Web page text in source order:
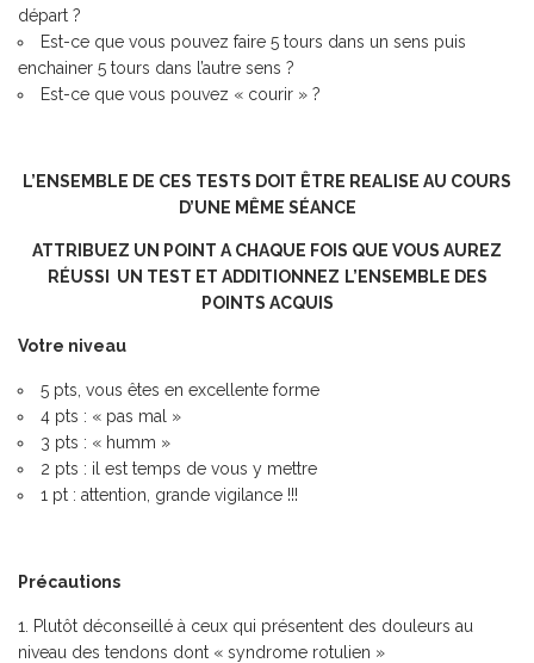
départ ?
Est-ce que vous pouvez faire 5 tours dans un sens puis
enchainer 5 tours dans l’autre sens ?
Est-ce que vous pouvez « courir » ?
L’ENSEMBLE DE CES TESTS DOIT ÊTRE REALISE AU COURS
D’UNE MÊME SÉANCE
ATTRIBUEZ UN POINT A CHAQUE FOIS QUE VOUS AUREZ
RÉUSSI UN TEST ET ADDITIONNEZ L’ENSEMBLE DES
POINTS ACQUIS
Votre niveau
5 pts, vous êtes en excellente forme
4 pts : « pas mal »
3 pts : « humm »
2 pts : il est temps de vous y mettre
1 pt : attention, grande vigilance !!!
Précautions
Plutôt déconseillé à ceux qui présentent des douleurs au
niveau des tendons dont « syndrome rotulien »